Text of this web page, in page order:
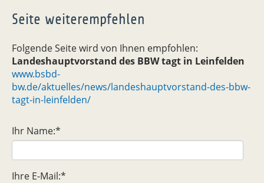
Seite weiterempfehlen
Folgende Seite wird von Ihnen empfohlen:
Landeshauptvorstand des BBW tagt in Leinfelden
www.bsbd-
bw.de/aktuelles/news/landeshauptvorstand-des-bbw-
tagt-in-leinfelden/
Ihr Name:*
Ihre E-Mail:*